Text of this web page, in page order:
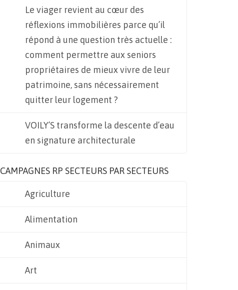
Le viager revient au cœur des
réflexions immobilières parce qu’il
répond à une question très actuelle :
comment permettre aux seniors
propriétaires de mieux vivre de leur
patrimoine, sans nécessairement
quitter leur logement ?
VOILY’S transforme la descente d’eau
en signature architecturale
CAMPAGNES RP SECTEURS PAR SECTEURS
Agriculture
Alimentation
Animaux
Art